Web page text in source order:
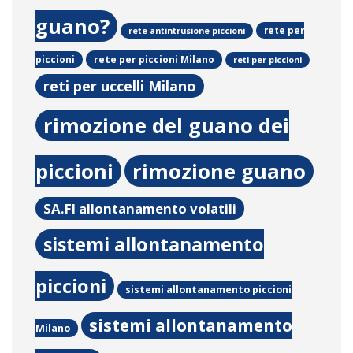
guano?
rete antintrusione piccioni rete per
piccioni rete per piccioni Milano reti per piccioni
reti per uccelli Milano
rimozione del guano dei
piccioni
rimozione guano
SA.FI allontanamento volatili
sistemi allontanamento
piccioni
sistemi allontanamento piccioni
Milano
sistemi allontanamento